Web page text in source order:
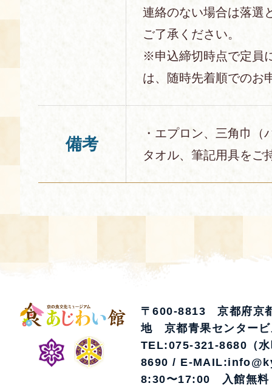
連絡のない場合は落選
ご了承ください。
※申込締切時点で定員
は、随時先着順でのお
備考
・エプロン、三角巾（
タオル、筆記用具をご
〒600-8813 京都府京
地 京都青果センタービ
TEL:075-321-8680（
8690 / E-
8:30〜17:00 入館無料